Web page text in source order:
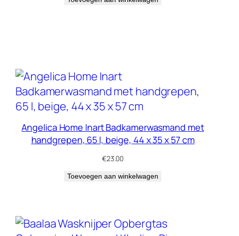
Angelica Home Inart Badkamerwasmand met
handgrepen, 65 l, beige, 44 x 35 x 57 cm
€23.00
Toevoegen aan winkelwagen